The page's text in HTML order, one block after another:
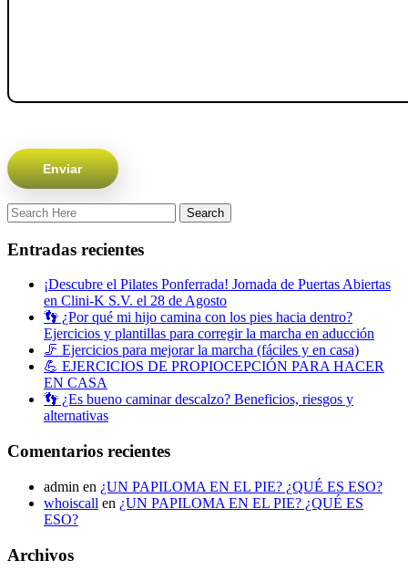
Entradas recientes
¡Descubre el Pilates Ponferrada! Jornada de Puertas Abiertas
en Clini-K S.V. el 28 de Agosto
👣 ¿Por qué mi hijo camina con los pies hacia dentro?
Ejercicios y plantillas para corregir la marcha en aducción
🦵 Ejercicios para mejorar la marcha (fáciles y en casa)
💪 EJERCICIOS DE PROPIOCEPCIÓN PARA HACER
EN CASA
👣 ¿Es bueno caminar descalzo? Beneficios, riesgos y
alternativas
Comentarios recientes
admin en ¿UN PAPILOMA EN EL PIE? ¿QUÉ ES ESO?
whoiscall en ¿UN PAPILOMA EN EL PIE? ¿QUÉ ES
ESO?
Archivos